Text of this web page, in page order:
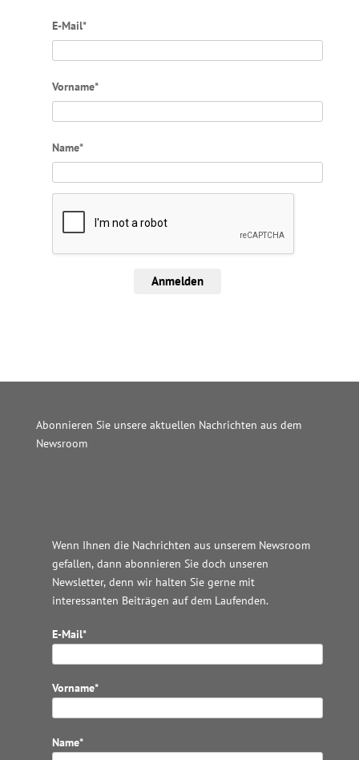
E-Mail*
Vorname*
Name*
Anmelden
Abonnieren Sie unsere aktuellen Nachrichten aus dem
Newsroom
Wenn Ihnen die Nachrichten aus unserem Newsroom
gefallen, dann abonnieren Sie doch unseren
Newsletter, denn wir halten Sie gerne mit
interessanten Beiträgen auf dem Laufenden.
E-Mail*
Vorname*
Name*